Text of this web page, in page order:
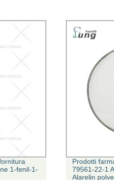
1-fenil-1-
Prodotti
79561-22-1
Alarelin